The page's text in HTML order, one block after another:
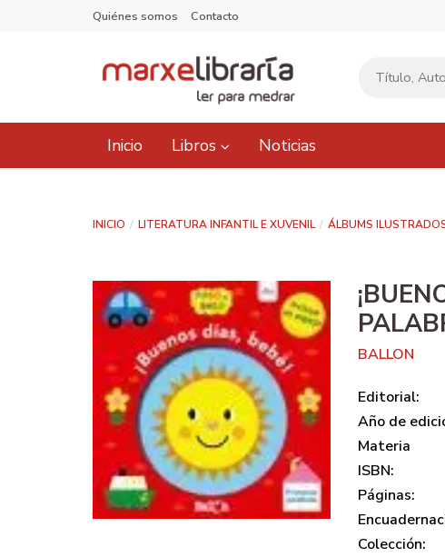
Quiénes somos Contacto
Inicio Libros Noticias
INICIO LITERATURA INFANTIL E XUVENIL ÁLBUMS
BALLON
Editorial:
Año de
Materia
ISBN:
Páginas:
Colección: